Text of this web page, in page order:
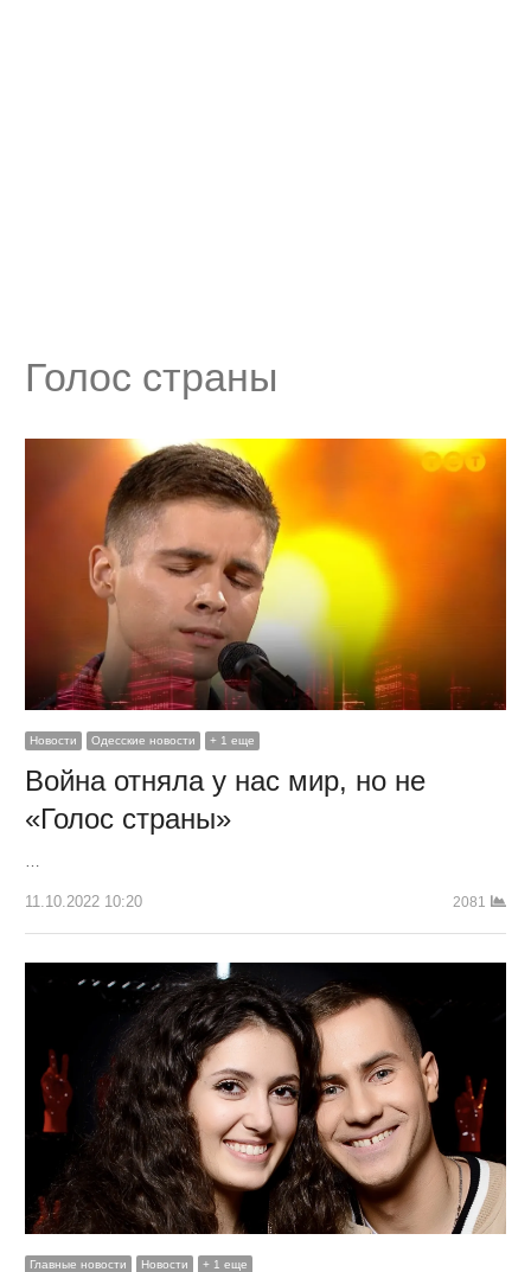
Голос страны
Новости Одесские новости + 1 еще
Война отняла у нас мир, но не
«Голос страны»
11.10.2022 10:20 2081
Главные новости Новости + 1 еще